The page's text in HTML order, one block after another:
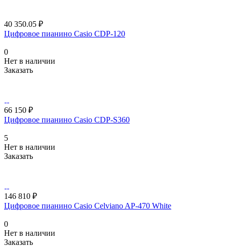
40 350.05 ₽
Цифровое пианино Casio CDP-120
0
Нет в наличии
Заказать
66 150 ₽
Цифровое пианино Casio CDP-S360
5
Нет в наличии
Заказать
146 810 ₽
Цифровое пианино Casio Celviano AP-470 White
0
Нет в наличии
Заказать